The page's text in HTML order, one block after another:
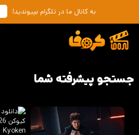
به کانال ما در تلگرام بپیوندید!
جستجو پیشرفته شما